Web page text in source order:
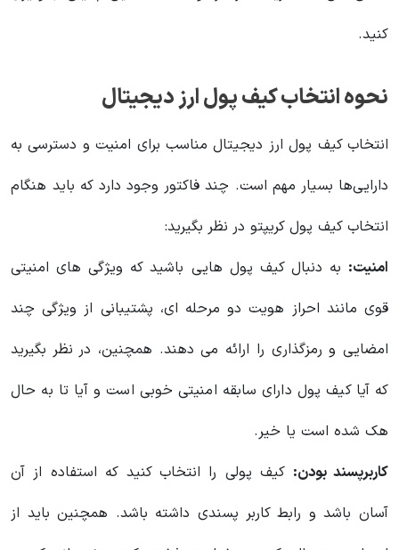
کنید.
نحوه انتخاب کیف پول ارز دیجیتال
انتخاب کیف پول ارز دیجیتال مناسب برای امنیت و دسترسی به
دارایی‌ها بسیار مهم است. چند فاکتور وجود دارد که باید هنگام
انتخاب کیف پول کریپتو در نظر بگیرید:
امنیت: به دنبال کیف پول هایی باشید که ویژگی های امنیتی
قوی مانند احراز هویت دو مرحله ای، پشتیبانی از ویژگی چند
امضایی و رمزگذاری را ارائه می دهند. همچنین، در نظر بگیرید
که آیا کیف پول دارای سابقه امنیتی خوبی است و آیا تا به حال
هک شده است یا خیر.
کاربرپسند بودن: کیف پولی را انتخاب کنید که استفاده از آن
آسان باشد و رابط کاربر پسندی داشته باشد. همچنین باید از